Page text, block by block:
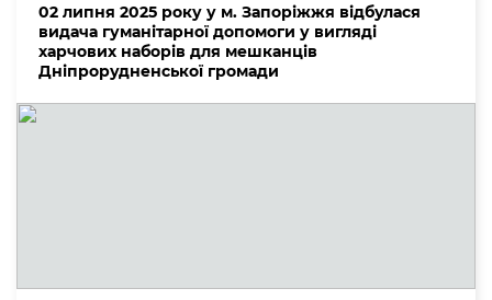
02 липня 2025 року у м. Запоріжжя відбулася
видача гуманітарної допомоги у вигляді
харчових наборів для мешканців
Дніпрорудненської громади